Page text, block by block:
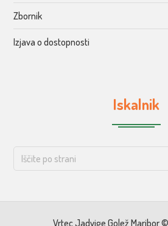
Zbornik
Izjava o dostopnosti
Iskalnik
Vrtec Jadvige Golež Maribor